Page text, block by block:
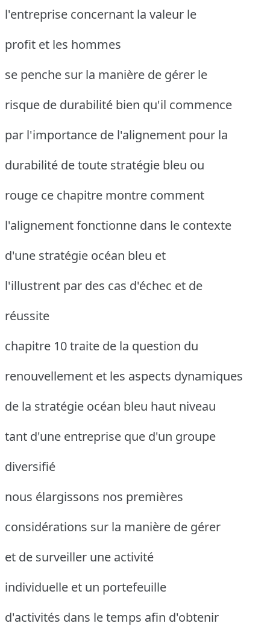
l'entreprise concernant la valeur le
profit et les hommes
se penche sur la manière de gérer le
risque de durabilité bien qu'il commence
par l'importance de l'alignement pour la
durabilité de toute stratégie bleu ou
rouge ce chapitre montre comment
l'alignement fonctionne dans le contexte
d'une stratégie océan bleu et
l'illustrent par des cas d'échec et de
réussite
chapitre 10 traite de la question du
renouvellement et les aspects dynamiques
de la stratégie océan bleu haut niveau
tant d'une entreprise que d'un groupe
diversifié
nous élargissons nos premières
considérations sur la manière de gérer
et de surveiller une activité
individuelle et un portefeuille
d'activités dans le temps afin d'obtenir